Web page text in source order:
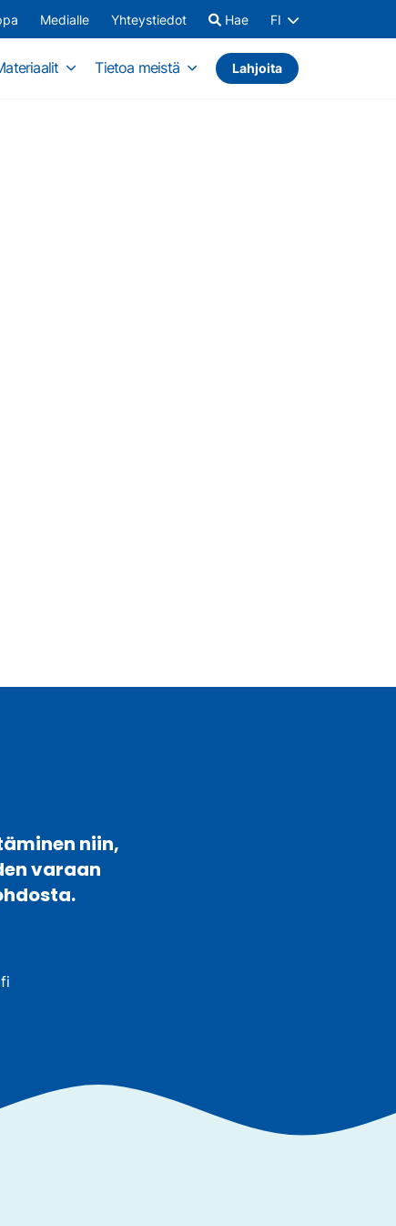
Medialle Yhteystiedot Hae FI
Tietoa meistä Lahjoita
niin,
varaan